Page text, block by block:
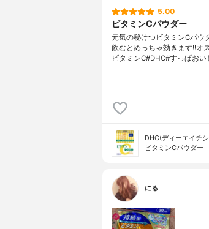
5.00
ビタミンCパウダー
元気の秘けつビタミンCパウ
飲むとめっちゃ効きます!!オ
ビタミンC#DHC#すっぱお
DHC(ディーエイチ
ビタミンCパウダー
にる